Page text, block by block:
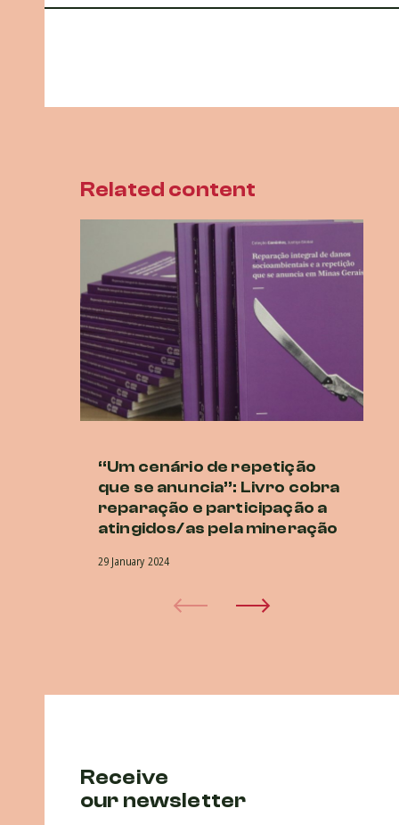
Related content
“Um cenário de repetição
que se anuncia”: Livro cobra
reparação e participação a
atingidos/as pela mineração
29 January 2024
Receive
our newsletter